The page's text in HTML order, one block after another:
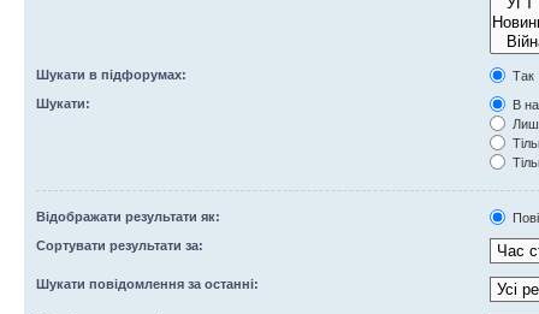
Шукати в підфорумах:
Так
Шукати:
В
Відображати результати як:
Сортувати результати за:
Шукати повідомлення за останні: